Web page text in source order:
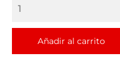
Añadir al carrito